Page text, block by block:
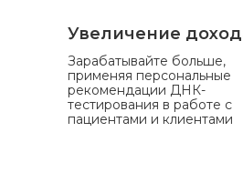
Увеличение
Зарабатывайте больше,
применяя персональные
рекомендации ДНК-
тестирования в работе с
пациентами и клиентами